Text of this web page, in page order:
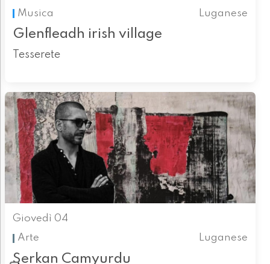
Musica
Luganese
Glenfleadh irish village
Tesserete
Giovedì 04
Arte
Luganese
Serkan Camyurdu